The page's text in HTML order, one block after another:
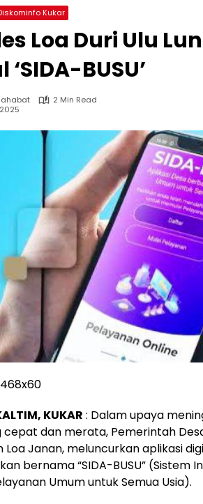
Kukar
Loa Duri Ulu
BUSU’
2 Min Read
KUKAR : Dalam upaya
cepat dan merata, Pemerintah
Loa Janan, meluncurkan aplikasi
bernama “SIDA-BUSU” (Sistem
Umum untuk Semua Usia).